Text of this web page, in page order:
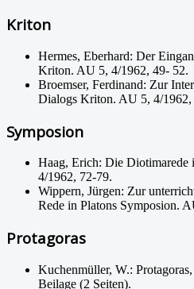
Kriton
Hermes, Eberhard: Der
Kriton. AU 5, 4/1962, 49- 52.
Broemser, Ferdinand: Zur
Dialogs Kriton. AU 5, 4/1962,
Symposion
Haag, Erich: Die Diotimarede
4/1962, 72-79.
Wippern, Jürgen: Zur
Rede in Platons Symposion.
Protagoras
Kuchenmüller, W.:
Beilage (2 Seiten).